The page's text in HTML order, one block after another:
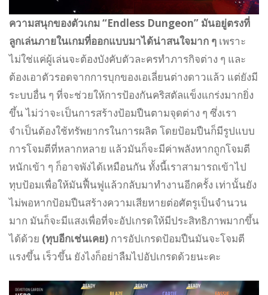
ความสนุกของตัวเกม “Endless Dungeon” มันอยู่ตรงที่
ลูกเล่นภายในเกมที่ออกแบบมาได้น่าสนใจมาก ๆ เพราะ
ไม่ใช่แค่ผู้เล่นจะต้องบังคับตัวละครทำภารกิจต่าง ๆ และ
ต้องเอาตัวรอดจากการบุกของเอเลี่ยนต่างดาวแล้ว แต่ยังมี
ระบบอื่น ๆ ที่จะช่วยให้การป้องกันคริสตัลแข็งแกร่งมากยิ่ง
ขึ้น ไม่ว่าจะเป็นการสร้างป้อมปืนตามจุดต่าง ๆ ซึ่งเรา
จำเป็นต้องใช้ทรัพยากรในการผลิต โดยป้อมปืนก็มีรูปแบบ
การโจมตีที่หลากหลาย แล้วมันก็จะมีค่าพลังหากถูกโจมตี
หนักเข้า ๆ ก็อาจพังได้เหมือนกัน ทั้งนี้เราสามารถเข้าไป
ทุบป้อมเพื่อให้มันฟื้นฟูแล้วกลับมาทำงานอีกครั้ง เท่านั้นยัง
ไม่พอหากป้อมปืนสร้างความเสียหายต่อศัตรูเป็นจำนวน
มาก มันก็จะมีแสงเพื่อที่จะอัปเกรดให้มีประสิทธิภาพมากขึ้น
ได้ด้วย (ทุบอีกเช่นเคย) การอัปเกรดป้อมปืนมันจะโจมตี
แรงขึ้น เร็วขึ้น ยังไงก็อย่าลืมไปอัปเกรดด้วยนะคะ